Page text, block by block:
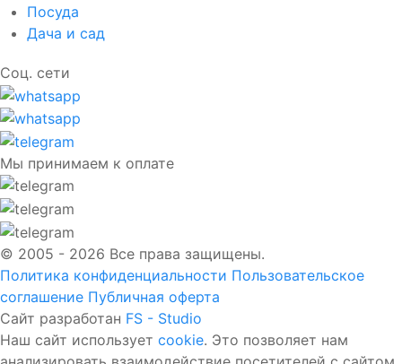
Посуда
Дача и сад
Соц. сети
Мы принимаем к оплате
© 2005 - 2026 Все права защищены.
Политика конфиденциальности Пользовательское
соглашение Публичная оферта
Сайт разработан FS - Studio
Наш сайт использует cookie. Это позволяет нам